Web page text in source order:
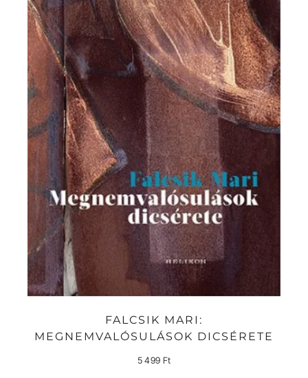
FALCSIK MARI:
MEGNEMVALÓSULÁSOK DICSÉRETE
5 499 Ft